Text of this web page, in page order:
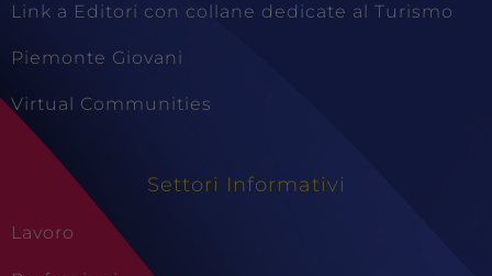
Link a Editori con collane dedicate al Turismo
Piemonte Giovani
Virtual Communities
Settori Informativi
Lavoro